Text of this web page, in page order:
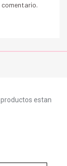
comentario.
estan